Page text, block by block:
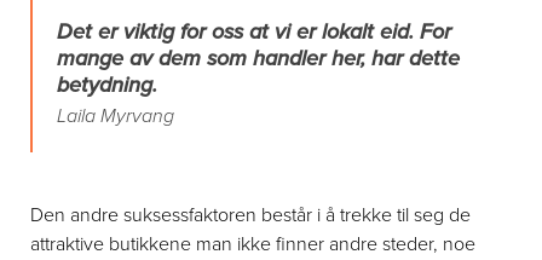
Det er viktig for oss at vi er lokalt eid. For
mange av dem som handler her, har dette
betydning.
Laila Myrvang
Den andre suksessfaktoren består i å trekke til seg de
attraktive butikkene man ikke finner andre steder, noe